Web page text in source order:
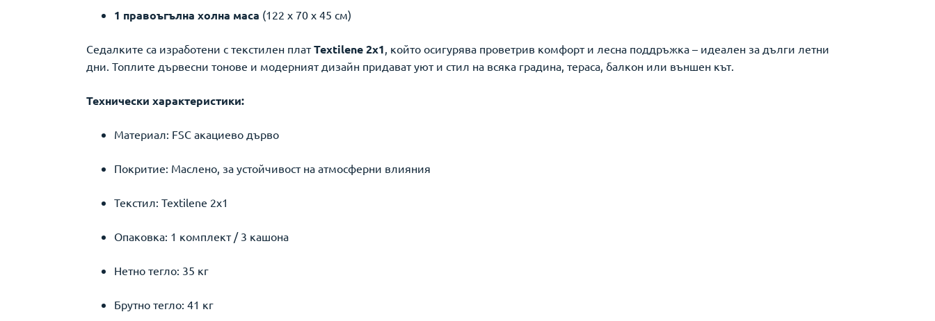
1 правоъгълна холна маса (122 x 70 x 45 см)
Седалките са изработени с текстилен платTextilene 2x1, който осигурява проветрив комфорт и лесна поддръжка – идеален за дълги летни
дни. Топлите дървесни тонове и модерният дизайн придават уют и стил на всяка градина, тераса, балкон или външен кът.
Технически характеристики:
Материал: FSC акациево дърво
Покритие: Маслено, за устойчивост на атмосферни влияния
Текстил: Textilene 2x1
Опаковка: 1 комплект / 3 кашона
Нетно тегло: 35 кг
Брутно тегло: 41 кг